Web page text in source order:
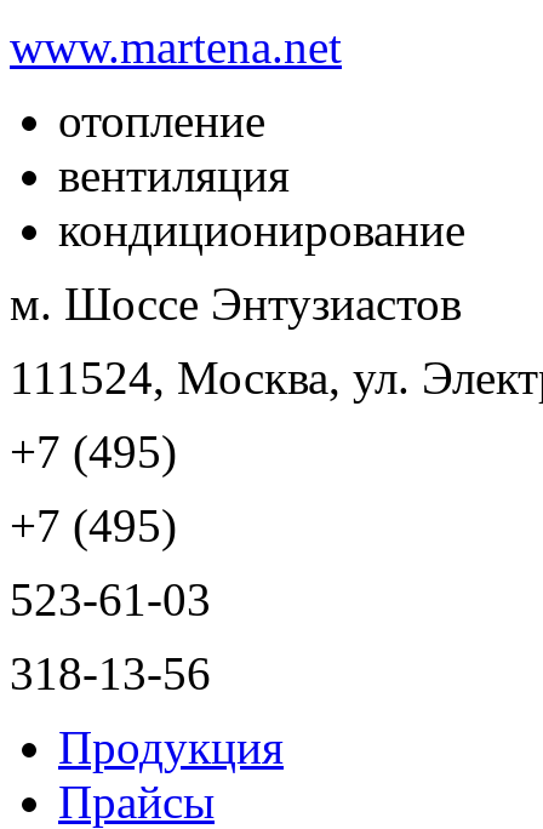
www.martena.net
отопление
вентиляция
кондиционирование
м. Шоссе Энтузиастов
111524, Москва, ул.
+7 (495)
+7 (495)
523-61-03
318-13-56
Продукция
Прайсы